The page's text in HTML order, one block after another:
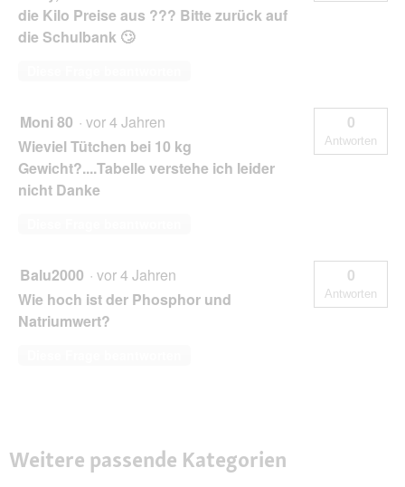
die Kilo Preise aus ??? Bitte zurück auf
die Schulbank 🙄
Moni 80 · vor 4 Jahren
Wieviel Tütchen bei 10 kg
Gewicht?....Tabelle verstehe ich leider
nicht Danke
0
Antworten
Balu2000 · vor 4 Jahren
Wie hoch ist der Phosphor und
Natriumwert?
0
Antworten
Weitere passende Kategorien